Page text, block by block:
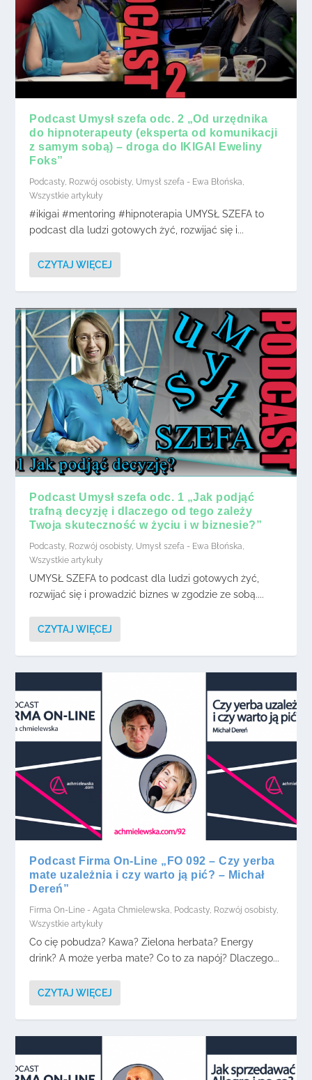
Podcast Umysł szefa odc. 2 „Od urzędnika
do hipnoterapeuty (eksperta od komunikacji
z samym sobą) – droga do IKIGAI Eweliny
Foks”
Podcasty, Rozwój osobisty, Umysł szefa - Ewa Błońska,
Wszystkie artykuły
#ikigai #mentoring #hipnoterapia UMYSŁ SZEFA to
podcast dla ludzi gotowych żyć, rozwijać się i...
CZYTAJ WIĘCEJ
Podcast Umysł szefa odc. 1 „Jak podjąć
trafną decyzję i dlaczego od tego zależy
Twoja skuteczność w życiu i w biznesie?”
Podcasty Rozwój osobisty Umysł szefa - Ewa Błońska
Wszystkie artykuły
UMYSŁ SZEFA to podcast dla ludzi gotowych żyć,
rozwijać się i prowadzić biznes w zgodzie ze sobą....
CZYTAJ WIĘCEJ
Podcast Firma On-Line „FO 092 – Czy yerba
mate uzależnia i czy warto ją pić? – Michał
Dereń”
Firma On-Line - Agata Chmielewska, Podcasty, Rozwój osobisty,
Wszystkie artykuły
Co cię pobudza? Kawa? Zielona herbata? Energy
drink? A może yerba mate? Co to za napój? Dlaczego...
CZYTAJ WIĘCEJ